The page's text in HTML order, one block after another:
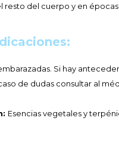
resto del cuerpo y en
Si hay
de dudas consultar al
Esencias vegetales y